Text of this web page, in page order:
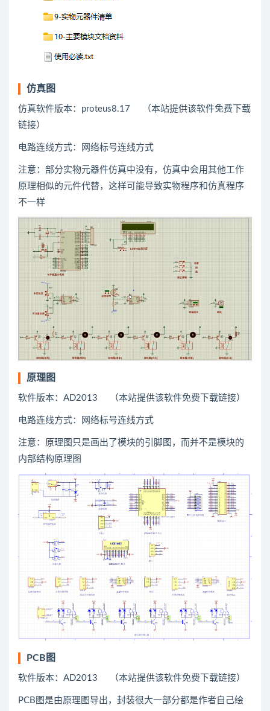
仿真图
仿真软件版本：proteus8.17 （本站提供该软件免费下载
链接）
电路连线方式：网络标号连线方式
注意：部分实物元器件仿真中没有，仿真中会用其他工作
原理相似的元件代替，这样可能导致实物程序和仿真程序
不一样
原理图
软件版本：AD2013 （本站提供该软件免费下载链接）
电路连线方式：网络标号连线方式
注意：原理图只是画出了模块的引脚图，而并不是模块的
内部结构原理图
PCB图
软件版本：AD2013 （本站提供该软件免费下载链接）
PCB图是由原理图导出，封装很大一部分都是作者自己绘